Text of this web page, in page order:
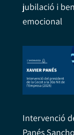
jubilació i
emocional
Intervenció
Panés